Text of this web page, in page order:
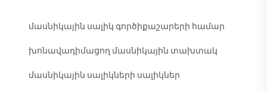
մասնիկային սալիկ գործիքաշարերի համար
խոնավադիմացող մասնիկային տախտակ
մասնիկային սալիկների սալիկներ